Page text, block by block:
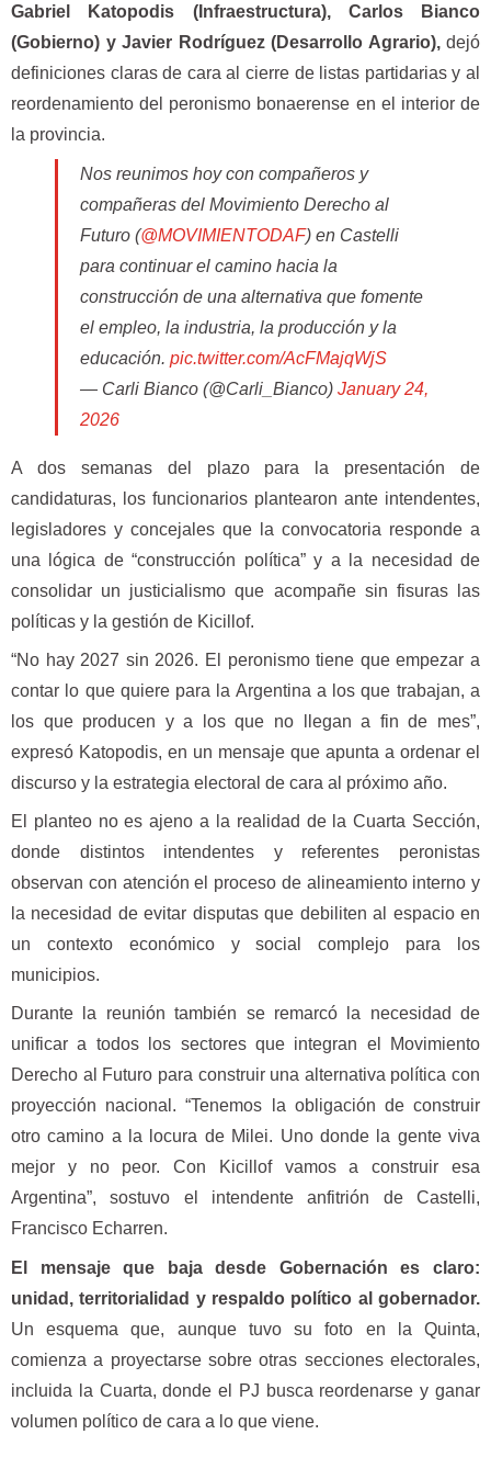
Gabriel Katopodis (Infraestructura), Carlos Bianco
(Gobierno) y Javier Rodríguez (Desarrollo Agrario), dejó
definiciones claras de cara al cierre de listas partidarias y al
reordenamiento del peronismo bonaerense en el interior de
la provincia.
Nos reunimos hoy con compañeros y
compañeras del Movimiento Derecho al
Futuro (@MOVIMIENTODAF) en Castelli
para continuar el camino hacia la
construcción de una alternativa que fomente
el empleo, la industria, la producción y la
educación. pic.twitter.com/AcFMajqWjS
— Carli Bianco (@Carli_Bianco) January 24,
2026
A dos semanas del plazo para la presentación de
candidaturas, los funcionarios plantearon ante intendentes,
legisladores y concejales que la convocatoria responde a
una lógica de “construcción política” y a la necesidad de
consolidar un justicialismo que acompañe sin fisuras las
políticas y la gestión de Kicillof.
“No hay 2027 sin 2026. El peronismo tiene que empezar a
contar lo que quiere para la Argentina a los que trabajan, a
los que producen y a los que no llegan a fin de mes”,
expresó Katopodis, en un mensaje que apunta a ordenar el
discurso y la estrategia electoral de cara al próximo año.
El planteo no es ajeno a la realidad de la Cuarta Sección,
donde distintos intendentes y referentes peronistas
observan con atención el proceso de alineamiento interno y
la necesidad de evitar disputas que debiliten al espacio en
un contexto económico y social complejo para los
municipios.
Durante la reunión también se remarcó la necesidad de
unificar a todos los sectores que integran el Movimiento
Derecho al Futuro para construir una alternativa política con
proyección nacional. “Tenemos la obligación de construir
otro camino a la locura de Milei. Uno donde la gente viva
mejor y no peor. Con Kicillof vamos a construir esa
Argentina”, sostuvo el intendente anfitrión de Castelli,
Francisco Echarren.
El mensaje que baja desde Gobernación es claro:
unidad, territorialidad y respaldo político al gobernador.
Un esquema que, aunque tuvo su foto en la Quinta,
comienza a proyectarse sobre otras secciones electorales,
incluida la Cuarta, donde el PJ busca reordenarse y ganar
volumen político de cara a lo que viene.